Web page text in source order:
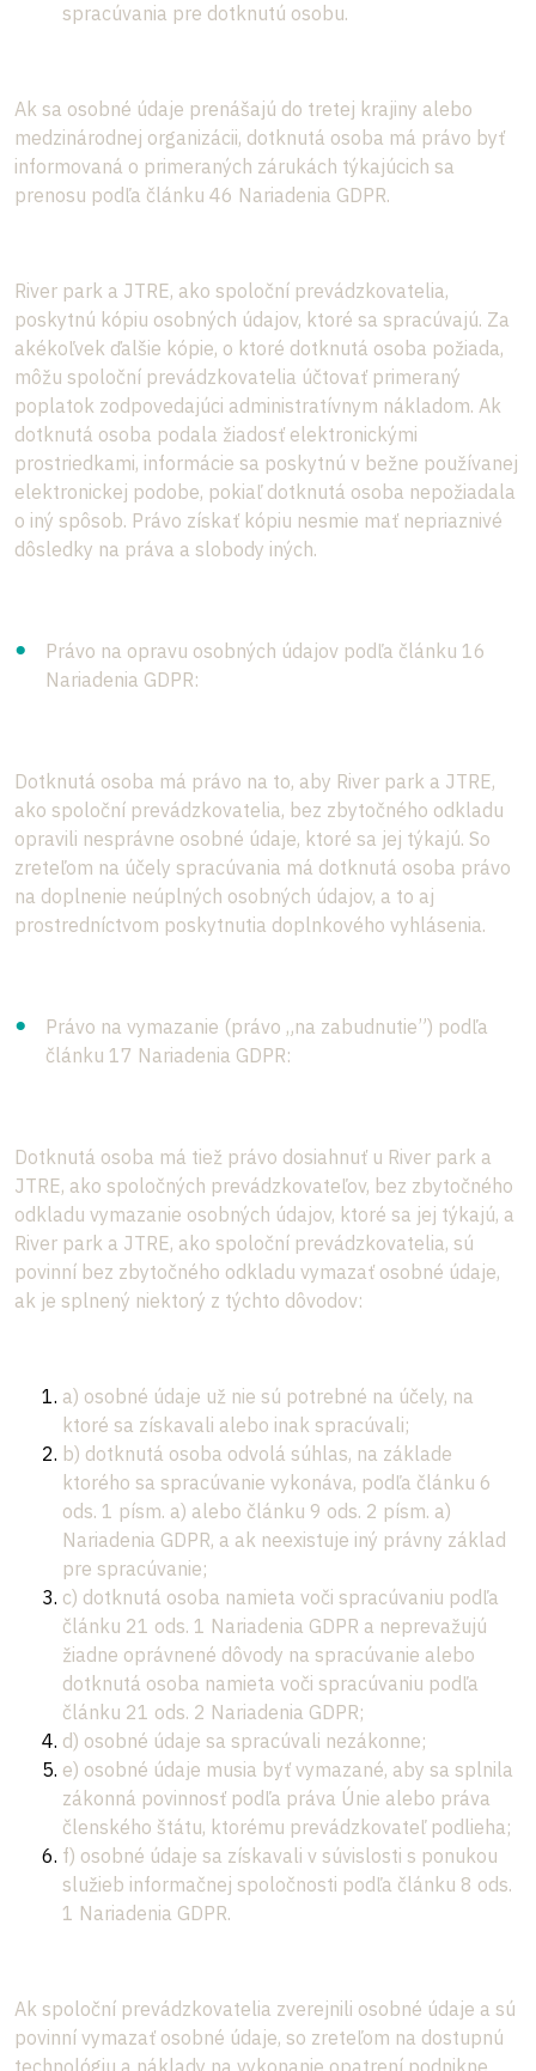
spracúvania pre dotknutú osobu.
Ak sa osobné údaje prenášajú do tretej krajiny alebo
medzinárodnej organizácii, dotknutá osoba má právo byť
informovaná o primeraných zárukách týkajúcich sa
prenosu podľa článku 46 Nariadenia GDPR.
River park a JTRE, ako spoloční prevádzkovatelia,
poskytnú kópiu osobných údajov, ktoré sa spracúvajú. Za
akékoľvek ďalšie kópie, o ktoré dotknutá osoba požiada,
môžu spoloční prevádzkovatelia účtovať primeraný
poplatok zodpovedajúci administratívnym nákladom. Ak
dotknutá osoba podala žiadosť elektronickými
prostriedkami, informácie sa poskytnú v bežne používanej
elektronickej podobe, pokiaľ dotknutá osoba nepožiadala
o iný spôsob. Právo získať kópiu nesmie mať nepriaznivé
dôsledky na práva a slobody iných.
Právo na opravu osobných údajov podľa článku 16
Nariadenia GDPR:
Dotknutá osoba má právo na to, aby River park a JTRE,
ako spoloční prevádzkovatelia, bez zbytočného odkladu
opravili nesprávne osobné údaje, ktoré sa jej týkajú. So
zreteľom na účely spracúvania má dotknutá osoba právo
na doplnenie neúplných osobných údajov, a to aj
prostredníctvom poskytnutia doplnkového vyhlásenia.
Právo na vymazanie (právo „na zabudnutie”) podľa
článku 17 Nariadenia GDPR:
Dotknutá osoba má tiež právo dosiahnuť u River park a
JTRE, ako spoločných prevádzkovateľov, bez zbytočného
odkladu vymazanie osobných údajov, ktoré sa jej týkajú, a
River park a JTRE, ako spoloční prevádzkovatelia, sú
povinní bez zbytočného odkladu vymazať osobné údaje,
ak je splnený niektorý z týchto dôvodov:
a) osobné údaje už nie sú potrebné na účely, na
ktoré sa získavali alebo inak spracúvali;
b) dotknutá osoba odvolá súhlas, na základe
ktorého sa spracúvanie vykonáva, podľa článku 6
ods. 1 písm. a) alebo článku 9 ods. 2 písm. a)
Nariadenia GDPR, a ak neexistuje iný právny základ
pre spracúvanie;
c) dotknutá osoba namieta voči spracúvaniu podľa
článku 21 ods. 1 Nariadenia GDPR a neprevažujú
žiadne oprávnené dôvody na spracúvanie alebo
dotknutá osoba namieta voči spracúvaniu podľa
článku 21 ods. 2 Nariadenia GDPR;
d) osobné údaje sa spracúvali nezákonne;
e) osobné údaje musia byť vymazané, aby sa splnila
zákonná povinnosť podľa práva Únie alebo práva
členského štátu, ktorému prevádzkovateľ podlieha;
f) osobné údaje sa získavali v súvislosti s ponukou
služieb informačnej spoločnosti podľa článku 8 ods.
1 Nariadenia GDPR.
Ak spoloční prevádzkovatelia zverejnili osobné údaje a sú
povinní vymazať osobné údaje, so zreteľom na dostupnú
technológiu a náklady na vykonanie opatrení podnikne